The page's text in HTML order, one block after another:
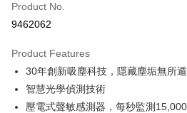
Hua Nan Commercial Bank
The Shanghai Commercial &
Cathay United Bank
Taiwan Business Bank
HSBC Bank (Taiwan) Limited
The Shanghai Commercial &
Cathay United Bank
Taiwan Business Bank
即享券
LINE Pay
Apple Pay
JKOPAY
Product No.
9462062
Product Features
30年創新吸塵科技，隱藏塵垢無所
智慧光學偵測技術
壓電式聲敏感測器，每秒監測